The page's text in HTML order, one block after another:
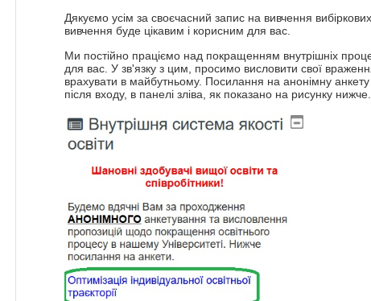
Дякуємо усім за своєчасний запис на вивчення
вивчення буде цікавим і корисним для вас.
Ми постійно праціємо над покращенням внутрішніх
для вас. У зв'язку з цим, просимо висловити свої
врахувати в майбутньому. Посилання на анонімну
після входу, в панелі зліва, як показано на рисунку нижче.